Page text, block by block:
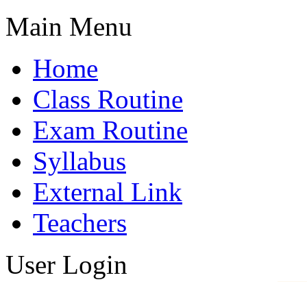
Main Menu
Home
Class Routine
Exam Routine
Syllabus
External Link
Teachers
User Login